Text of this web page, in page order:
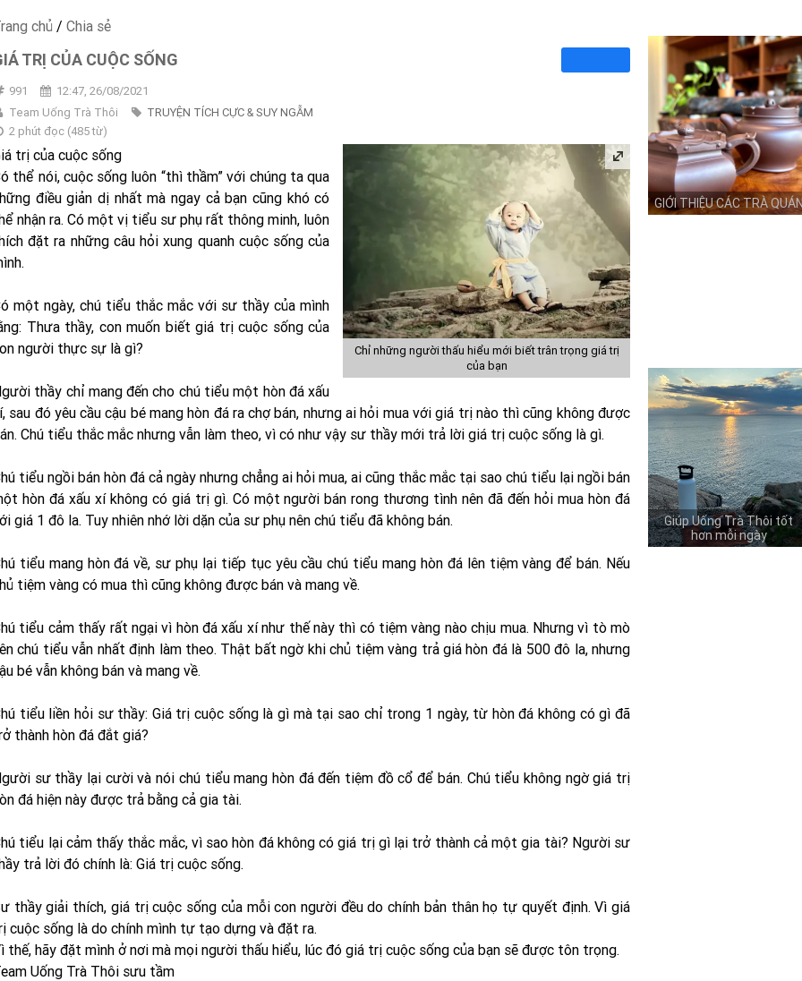
chủ / Chia sẻ
TRỊ CỦA CUỘC SỐNG
991
12:47, 26/08/2021
Team Uống Trà Thôi
TRUYỆN TÍCH CỰC & SUY NGẪM
2 phút đọc(485từ)
Chỉ những người thấu hiểu mới biết trân trọng giá trị
của bạn
trị của cuộc sống
thể nói, cuộc sống luôn “thì thầm” với chúng ta qua
điều giản dị nhất mà ngay cả bạn cũng khó có
nhận ra. Có một vị tiểu sư phụ rất thông minh, luôn
đặt ra những câu hỏi xung quanh cuộc sống của
một ngày, chú tiểu thắc mắc với sư thầy của mình
Thưa thầy, con muốn biết giá trị cuộc sống của
người thực sự là gì?
thầy chỉ mang đến cho chú tiểu một hòn đá xấu
sau đó yêu cầu cậu bé mang hòn đá ra chợ bán, nhưng ai hỏi mua với giá trị nào thì cũng không được
Chú tiểu thắc mắc nhưng vẫn làm theo, vì có như vậy sư thầy mới trả lời giá trị cuộc sống là gì.
tiểu ngồi bán hòn đá cả ngày nhưng chẳng ai hỏi mua, ai cũng thắc mắc tại sao chú tiểu lại ngồi bán
hòn đá xấu xí không có giá trị gì. Có một người bán rong thương tình nên đã đến hỏi mua hòn đá
giá 1 đô la. Tuy nhiên nhớ lời dặn của sư phụ nên chú tiểu đã không bán.
tiểu mang hòn đá về, sư phụ lại tiếp tục yêu cầu chú tiểu mang hòn đá lên tiệm vàng để bán. Nếu
tiệm vàng có mua thì cũng không được bán và mang về.
tiểu cảm thấy rất ngại vì hòn đá xấu xí như thế này thì có tiệm vàng nào chịu mua. Nhưng vì tò mò
chú tiểu vẫn nhất định làm theo. Thật bất ngờ khi chủ tiệm vàng trả giá hòn đá là 500 đô la, nhưng
bé vẫn không bán và mang về.
tiểu liền hỏi sư thầy: Giá trị cuộc sống là gì mà tại sao chỉ trong 1 ngày, từ hòn đá không có gì đã
thành hòn đá đắt giá?
sư thầy lại cười và nói chú tiểu mang hòn đá đến tiệm đồ cổ để bán. Chú tiểu không ngờ giá trị
đá hiện này được trả bằng cả gia tài.
tiểu lại cảm thấy thắc mắc, vì sao hòn đá không có giá trị gì lại trở thành cả một gia tài? Người sư
trả lời đó chính là: Giá trị cuộc sống.
thầy giải thích, giá trị cuộc sống của mỗi con người đều do chính bản thân họ tự quyết định. Vì giá
cuộc sống là do chính mình tự tạo dựng và đặt ra.
thế, hãy đặt mình ở nơi mà mọi người thấu hiểu, lúc đó giá trị cuộc sống của bạn sẽ được tôn trọng.
Uống Trà Thôi sưu tầm
GIỚI THIỆU CÁC TRÀ
Giúp Uống Trà Thôi tốt
hơn mỗi ngày